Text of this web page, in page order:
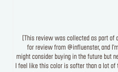
[This review was collected as part of
for review from @influenster, and
might consider buying in the future but
I feel like this color is softer than a lot